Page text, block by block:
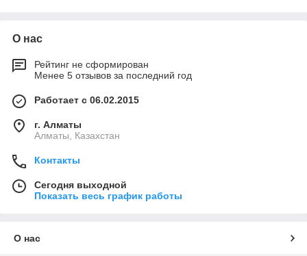
О нас
Рейтинг не сформирован
Менее 5 отзывов за последний год
Работает с 06.02.2015
г. Алматы
Алматы, Казахстан
Контакты
Сегодня выходной
Показать весь график работы
О нас